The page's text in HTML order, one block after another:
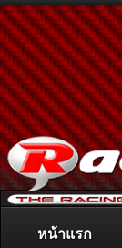
ติดต่อลงโฆษณา
หน้าแรก